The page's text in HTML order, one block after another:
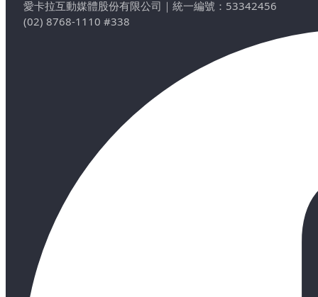
愛卡拉互動媒體股份有限公司 ｜ 統一編號：53342456
(02) 8768-1110 #338